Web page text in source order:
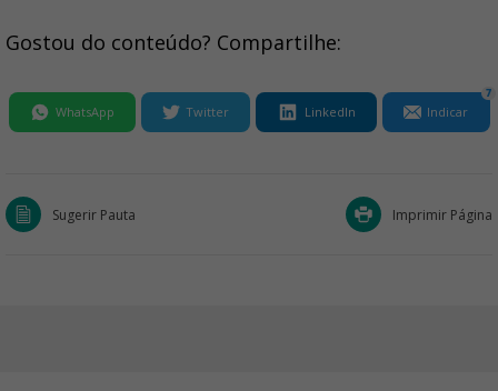
Gostou do conteúdo? Compartilhe:
WhatsApp Twitter LinkedIn Indicar
7
Sugerir Pauta Imprimir Página